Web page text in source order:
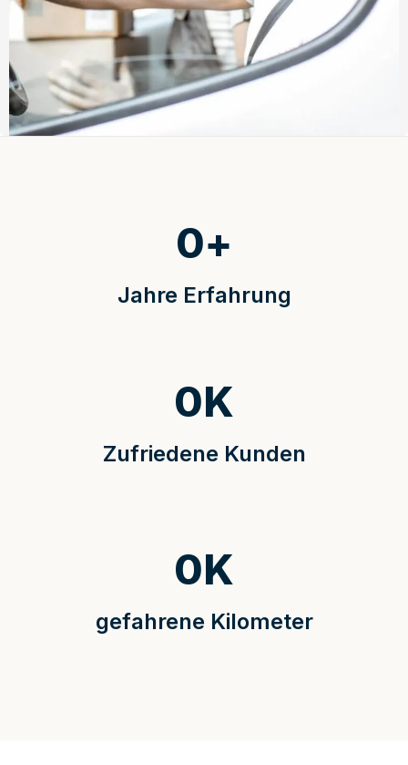
Jahre Erfahrung
0+
Zufriedene Kunden
0K
gefahrene Kilometer
0K